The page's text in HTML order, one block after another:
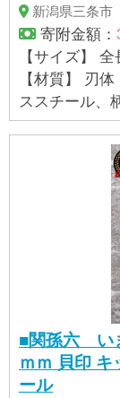
新潟県三条市
寄附金額：
【サイズ】
【材質】 刃
ススチール、
■関孫六 い
ｍｍ 貝印
ール